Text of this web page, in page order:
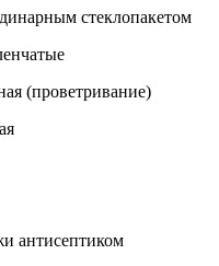
стеклопакетом
(проветривание)
антисептиком